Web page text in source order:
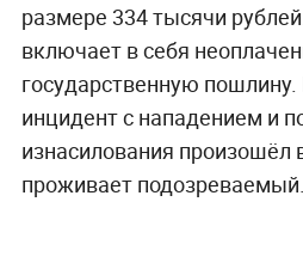
размере 334 тысячи
включает в себя
государственную пошлину.
инцидент с нападением и
изнасилования произошёл
проживает подозреваемый.